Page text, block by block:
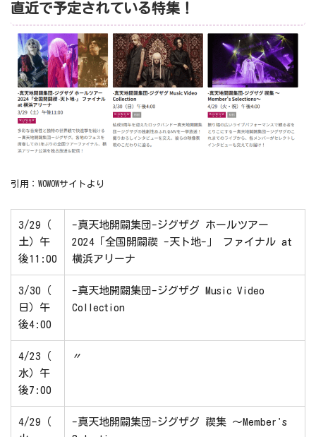
直近で予定されている特集！
引用：WOWOWサイトより
3/29（
土）午
後11:00
-真天地開闢集団-ジグザグ ホールツアー
2024「全国開闢禊 -天ト地-」 ファイナル at
横浜アリーナ
3/30（
日）午
後4:00
-真天地開闢集団-ジグザグ Music Video
Collection
4/23（
水）午
後7:00
〃
4/29（
-真天地開闢集団-ジグザグ 禊集 ～Member's